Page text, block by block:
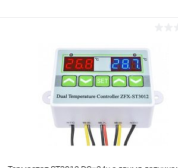
В избранное В наличии (79)